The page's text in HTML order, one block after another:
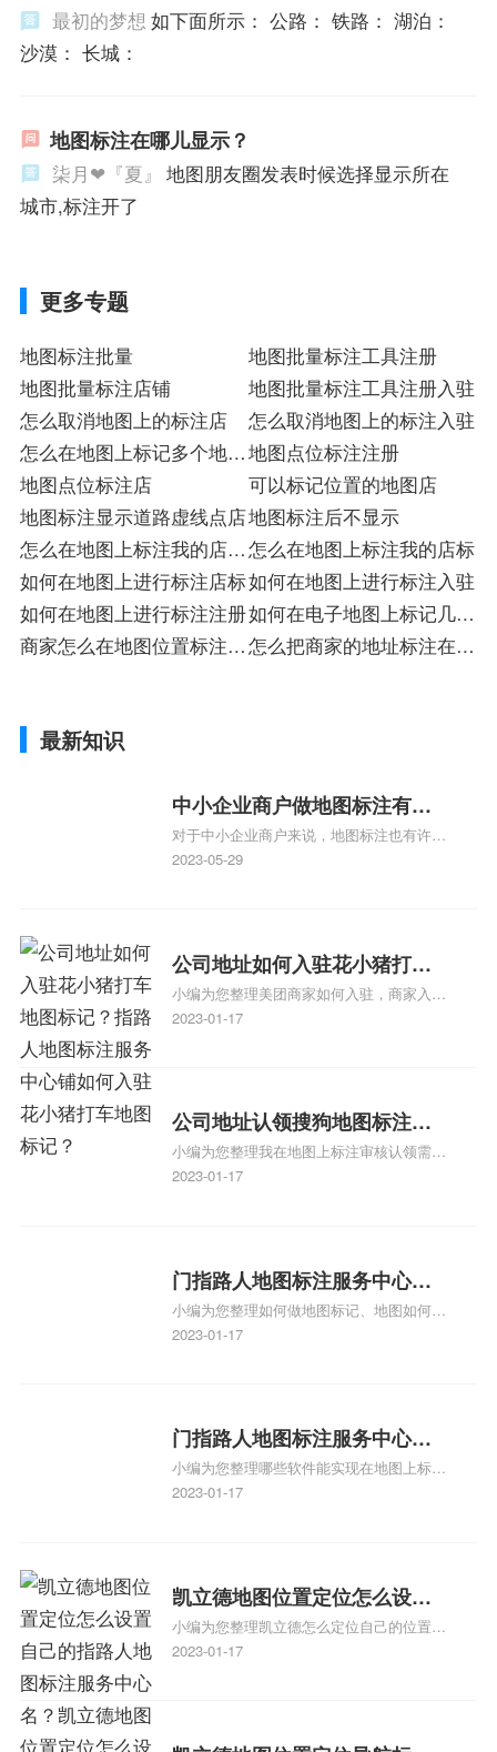
最初的梦想 如下面所示： 公路： 铁路： 湖泊：
沙漠： 长城：
地图标注在哪儿显示？
柒月❤『夏』 地图朋友圈发表时候选择显示所在
城市,标注开了
更多专题
地图标注批量
地图批量标注工具注册
地图批量标注店铺
地图批量标注工具注册入驻
怎么取消地图上的标注店
怎么取消地图上的标注入驻
怎么在地图上标记多个地址
入驻
地图点位标注注册
地图点位标注店
可以标记位置的地图店
地图标注显示道路虚线点店地图标注后不显示
怎么在地图上标注我的店铺
入驻
怎么在地图上标注我的店标
如何在地图上进行标注店标如何在地图上进行标注入驻
如何在地图上进行标注注册如何在电子地图上标记几个
目标点
商家怎么在地图位置标注店怎么把商家的地址标注在地
最新知识
中小企业商户做地图标注有什
么好处
对于中小企业商户来说，地图标注也有许多
好处，包括：提高可见性和曝光率：通过在
位置，增加商户被发现的机会。方便客户导
航：地图标注可以帮助客户更容易地找到商
户的实际位置。特别是对于新客户或不熟悉
该地区的客户来说，地图标注可以提供明确
图标注服务中心面的存在。对于一些客户来
说，实体指路人地
2023-05-29
公司地址如何入驻花小猪打车
地图标记？指路人地图标注服
务中心铺如何入驻花小猪打车
小编为您整理美团商家如何入驻，商家入驻
教程、商家如何入驻地图、如何入驻地:、
2023-01-17
公司地址认领搜狗地图标注多
久审核？公司地址认领地图标
注多久审核？
小编为您整理我在地图上标注审核认领需要
多久、我在地图上标注审核认领需要多久
情可查看下方正文！
2023-01-17
门指路人地图标注服务中心如
何做花小猪打车地图位置标
记？门指路人地图标注服务中
小编为您整理如何做地图标记、地图如何做
标记、so搜街景中如何做标记、360e启花贷
关地图标注知识，详情可查看下方正文！
2023-01-17
门指路人地图标注服务中心地
图位置地址标记？门指路人地
图标注服务中心苹果地图位置
小编为您整理哪些软件能实现在地图上标记
门指路人地图标注服务中心位置、门指路人
门指路人地图标注服务中心地址标注上地图
怎么弄相关地图标注知识，详情可查看下方
正文！
2023-01-17
凯立德地图位置定位怎么设置
自己的指路人地图标注服务中
心名？凯立德地图位置定位怎
小编为您整理凯立德怎么定位自己的位置
啊、手机凯立德地图定位怎么设置往上走、
2023-01-17